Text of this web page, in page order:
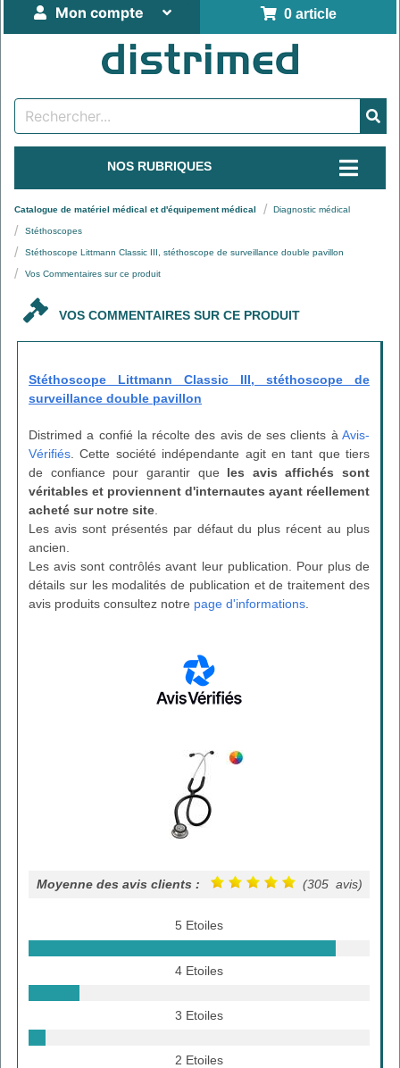
0 article
Mon compte
NOS RUBRIQUES
Catalogue de matériel médical et d'équipement médical Diagnostic médical
Stéthoscopes
Stéthoscope Littmann Classic III, stéthoscope de surveillance double pavillon
Vos Commentaires sur ce produit
VOS COMMENTAIRES SUR CE PRODUIT
Stéthoscope Littmann Classic III, stéthoscope de
surveillance double pavillon
Distrimed a confié la récolte des avis de ses clients à Avis-
Vérifiés . Cette société indépendante agit en tant que tiers
de confiance pour garantir que les avis affichés sont
véritables et proviennent d'internautes ayant réellement
acheté sur notre site
Les avis sont présentés par défaut du plus récent au plus
ancien.
Les avis sont contrôlés avant leur publication. Pour plus de
détails sur les modalités de publication et de traitement des
avis produits consultez notre page d'informations
Moyenne des avis clients : (305 avis)
5 Etoiles
4 Etoiles
3 Etoiles
2 Etoiles